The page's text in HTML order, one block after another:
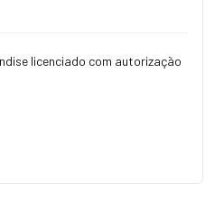
licenciado com autorização